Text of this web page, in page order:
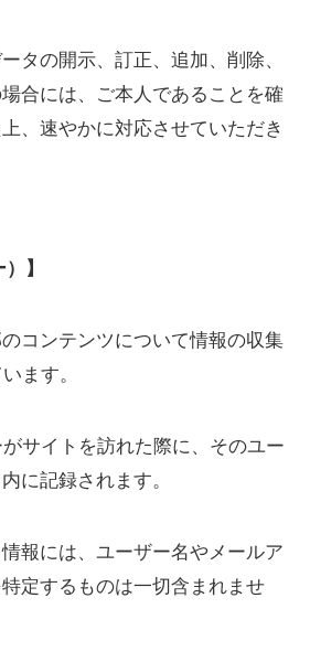
タの開示、訂正、追加、削除、
合には、ご本人であることを確
、速やかに対応させていただき
】
コンテンツについて情報の収集
ます。
サイトを訪れた際に、そのユー
に記録されます。
報には、ユーザー名やメールア
定するものは一切含まれませ